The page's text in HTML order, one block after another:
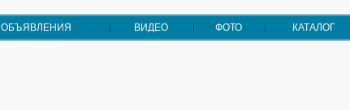
ОБЪЯВЛЕНИЯ ВИДЕО ФОТО КАТАЛОГ